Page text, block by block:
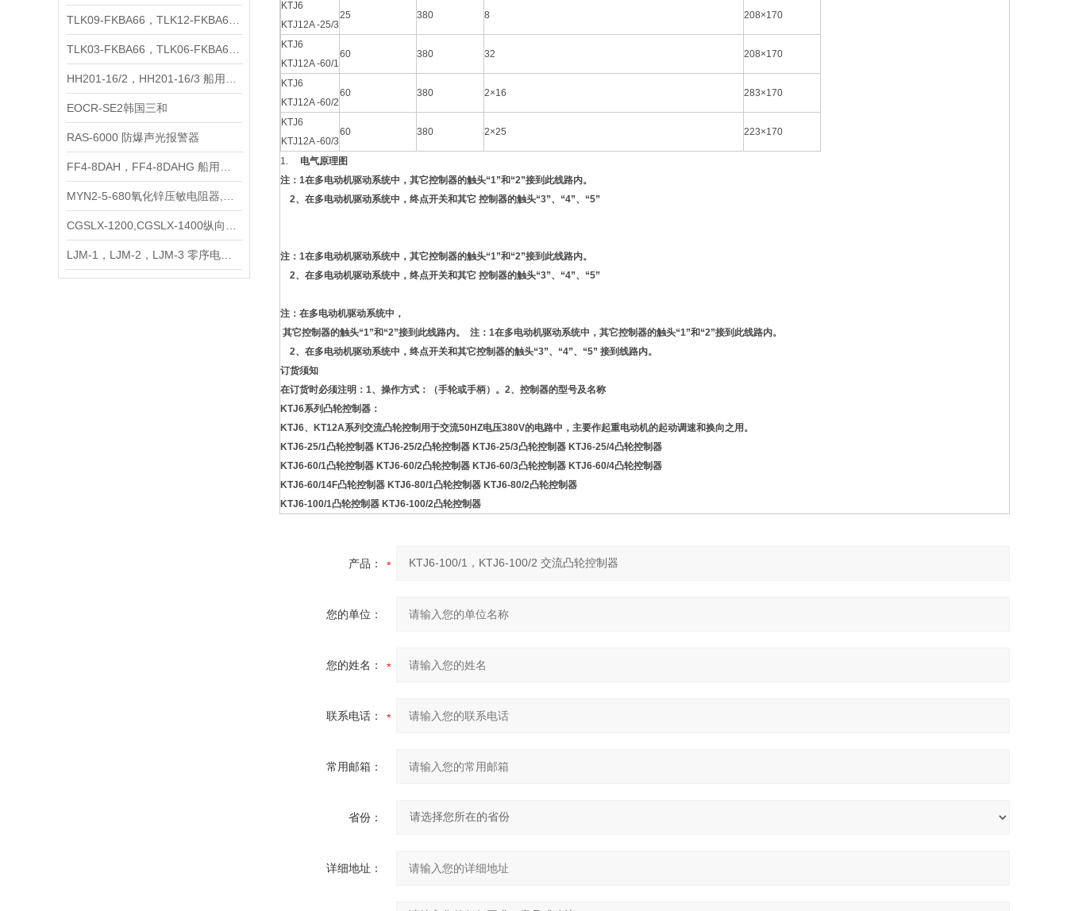
EOCR-SE2韩国三和
RAS-6000 防爆声光报警器
KTJ6
KTJ12A -25/3
25 380 8 208×170
KTJ6
KTJ12A -60/1
60 380 32 208×170
KTJ6
KTJ12A -60/2
60 380 2×16 283×170
KTJ6
KTJ12A -60/3
60 380 2×25 223×170
1. 电气原理图
注：1在多电动机驱动系统中，其它控制器的触头“1”和“2”接到此线路内。
2、在多电动机驱动系统中，终点开关和其它 控制器的触头“3”、“4”、“5”
注：1在多电动机驱动系统中，其它控制器的触头“1”和“2”接到此线路内。
2、在多电动机驱动系统中，终点开关和其它 控制器的触头“3”、“4”、“5”
注：在多电动机驱动系统中，
其它控制器的触头“1”和“2”接到此线路内。 注：1在多电动机驱动系统中，其它控制器的触头“1”和“2”接到此线路内。
2、在多电动机驱动系统中，终点开关和其它控制器的触头“3”、“4”、“5” 接到线路内。
订货须知
在订货时必须注明：1、操作方式：（手轮或手柄）。2、控制器的型号及名称
KTJ6系列凸轮控制器：
KTJ6、KT12A系列交流凸轮控制用于交流50HZ电压380V的电路中，主要作起重电动机的起动调速和换向之用。
KTJ6-25/1凸轮控制器 KTJ6-25/2凸轮控制器 KTJ6-25/3凸轮控制器 KTJ6-25/4凸轮控制器
KTJ6-60/1凸轮控制器 KTJ6-60/2凸轮控制器 KTJ6-60/3凸轮控制器 KTJ6-60/4凸轮控制器
KTJ6-60/14F凸轮控制器 KTJ6-80/1凸轮控制器 KTJ6-80/2凸轮控制器
KTJ6-100/1凸轮控制器 KTJ6-100/2凸轮控制器
产品：
您的单位：
您的姓名：
联系电话：
常用邮箱：
省份：
详细地址：